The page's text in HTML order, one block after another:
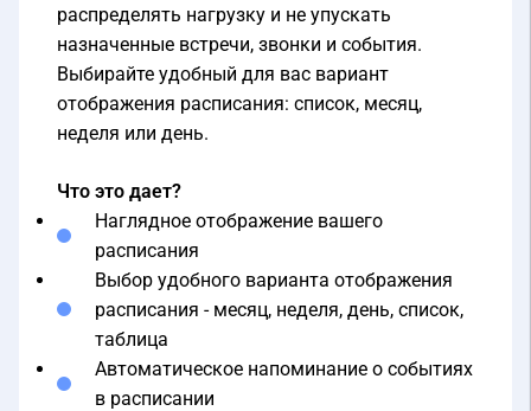
назначенные встречи, звонки и события.
Выбирайте удобный для вас вариант
отображения расписания: список, месяц,
неделя или день.
Наглядное отображение вашего
расписания
Выбор удобного варианта отображения
расписания - месяц, неделя, день, список,
таблица
Автоматическое напоминание о событиях
в расписании